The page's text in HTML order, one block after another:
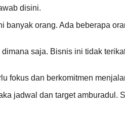
disini.
orang. Ada beberapa
saja. Bisnis ini tidak
fokus dan berkomitmen
jadwal dan target amburadul.